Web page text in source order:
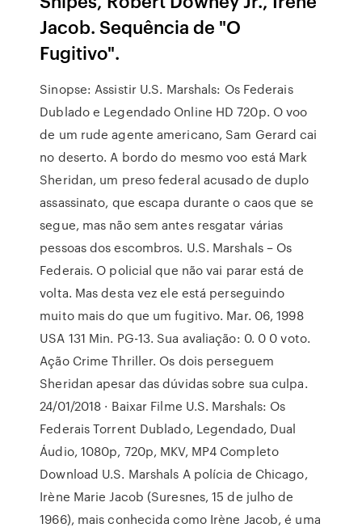
Jacob. Sequência de "O
Fugitivo".
Sinopse: Assistir U.S. Marshals: Os Federais
Dublado e Legendado Online HD 720p. O voo
de um rude agente americano, Sam Gerard cai
no deserto. A bordo do mesmo voo está Mark
Sheridan, um preso federal acusado de duplo
assassinato, que escapa durante o caos que se
segue, mas não sem antes resgatar várias
pessoas dos escombros. U.S. Marshals – Os
Federais. O policial que não vai parar está de
volta. Mas desta vez ele está perseguindo
muito mais do que um fugitivo. Mar. 06, 1998
USA 131 Min. PG-13. Sua avaliação: 0. 0 0 voto.
Ação Crime Thriller. Os dois perseguem
Sheridan apesar das dúvidas sobre sua culpa.
24/01/2018 · Baixar Filme U.S. Marshals: Os
Federais Torrent Dublado, Legendado, Dual
Áudio, 1080p, 720p, MKV, MP4 Completo
Download U.S. Marshals A polícia de Chicago,
Irène Marie Jacob (Suresnes, 15 de julho de
1966), mais conhecida como Irène Jacob, é uma